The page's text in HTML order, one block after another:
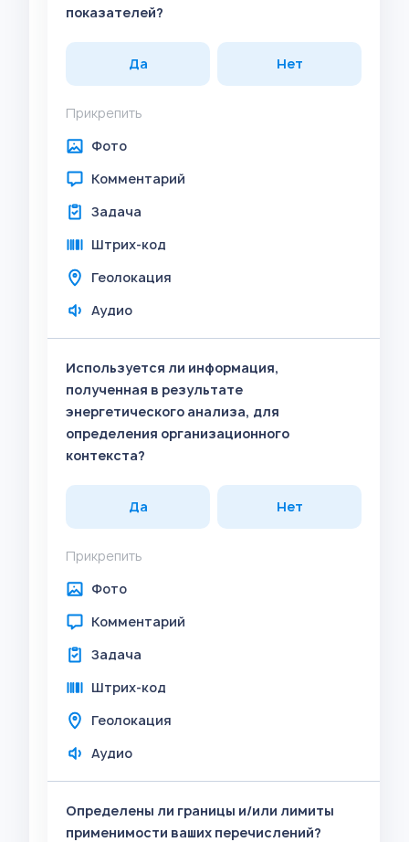
показателей?
Да Нет
Прикрепить
Фото
Комментарий
Задача
Штрих-код
Геолокация
Аудио
Используется ли информация,
полученная в результате
энергетического анализа, для
определения организационного
контекста?
Да Нет
Прикрепить
Фото
Комментарий
Задача
Штрих-код
Геолокация
Аудио
Определены ли границы и/или лимиты
применимости ваших перечислений?